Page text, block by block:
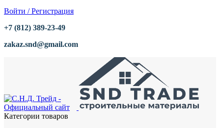
Войти / Регистрация
+7 (812) 389-23-49
zakaz.snd@gmail.com
Категории товаров